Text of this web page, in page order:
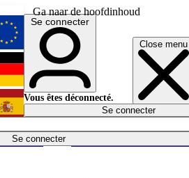
Ga naar de hoofdinhoud
Close menu
Se connecter
Économie
English
Deutsch
Español
Se connecter
Vous êtes déconnecté.
Se connecter